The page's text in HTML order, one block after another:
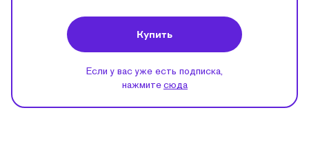
Купить
Если у вас уже есть подписка,
нажмите сюда